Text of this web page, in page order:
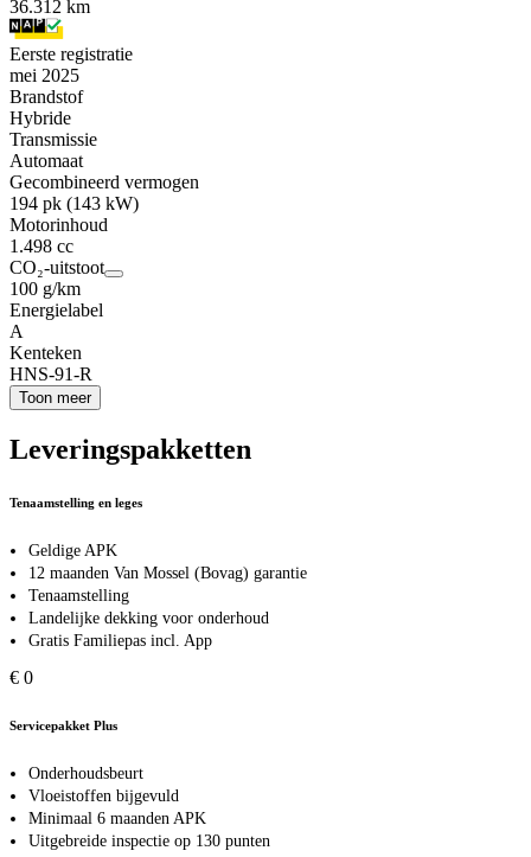
36.312 km
Eerste registratie
mei 2025
Brandstof
Hybride
Transmissie
Automaat
Gecombineerd vermogen
194 pk (143 kW)
Motorinhoud
1.498 cc
CO₂-uitstoot
100 g/km
Energielabel
A
Kenteken
HNS-91-R
Toon meer
Leveringspakketten
Tenaamstelling en leges
Geldige APK
12 maanden Van Mossel (Bovag) garantie
Tenaamstelling
Landelijke dekking voor onderhoud
Gratis Familiepas incl. App
€ 0
Servicepakket Plus
Onderhoudsbeurt
Vloeistoffen bijgevuld
Minimaal 6 maanden APK
Uitgebreide inspectie op 130 punten